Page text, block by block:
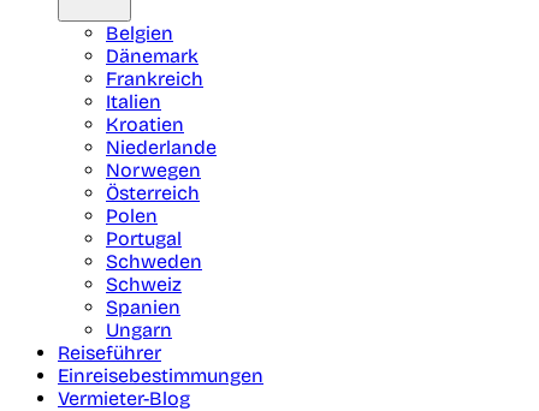
Belgien
Dänemark
Frankreich
Italien
Kroatien
Niederlande
Norwegen
Österreich
Polen
Portugal
Schweden
Schweiz
Spanien
Ungarn
Reiseführer
Einreisebestimmungen
Vermieter-Blog